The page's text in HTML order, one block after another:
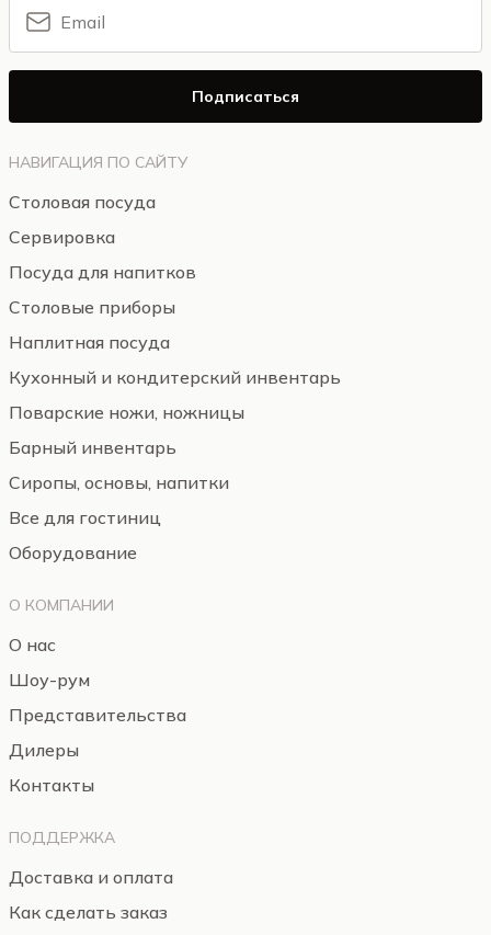
НАВИГАЦИЯ ПО САЙТУ
Столовая посуда
Сервировка
Посуда для напитков
Столовые приборы
Наплитная посуда
Кухонный и кондитерский инвентарь
Поварские ножи, ножницы
Барный инвентарь
Сиропы, основы, напитки
Все для гостиниц
Оборудование
О КОМПАНИИ
О нас
Шоу-рум
Представительства
Дилеры
Контакты
ПОДДЕРЖКА
Доставка и оплата
Как сделать заказ
Подписаться